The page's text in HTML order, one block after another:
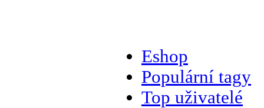
Eshop
Populární tagy
Top uživatelé